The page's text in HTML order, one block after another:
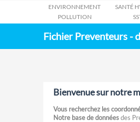
ENVIRONNEMENT
POLLUTION
SANTÉ
Fichier Preventeurs -
Bienvenue sur notre
Vous recherchez les
Notre base de donnéesdes